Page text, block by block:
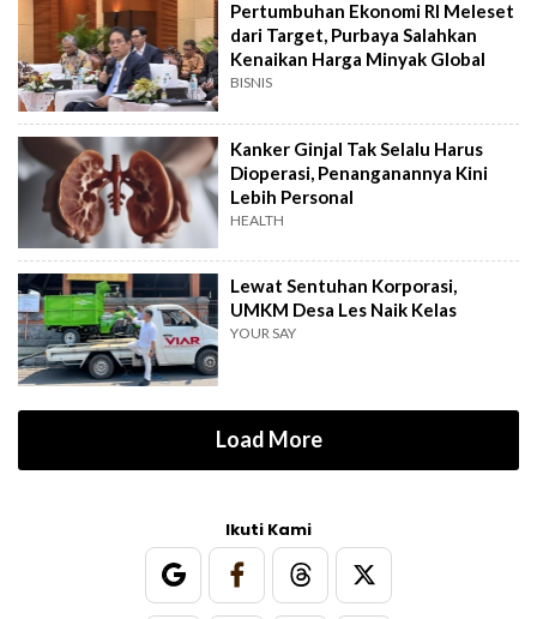
Pertumbuhan Ekonomi RI Meleset
dari Target, Purbaya Salahkan
Kenaikan Harga Minyak Global
BISNIS
Kanker Ginjal Tak Selalu Harus
Dioperasi, Penanganannya Kini
Lebih Personal
HEALTH
Lewat Sentuhan Korporasi,
UMKM Desa Les Naik Kelas
YOUR SAY
Load More
Ikuti Kami